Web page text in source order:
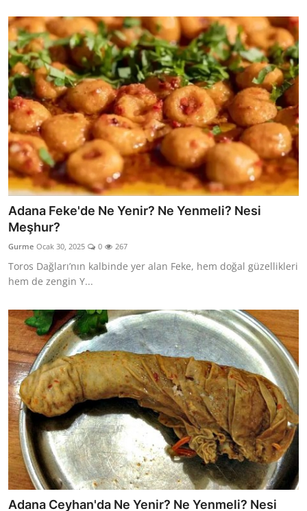
Adana Feke'de Ne Yenir? Ne Yenmeli? Nesi
Meşhur?
Gurme Ocak 30, 2025 0 267
Toros Dağları’nın kalbinde yer alan Feke, hem doğal güzellikleri
hem de zengin Y...
Adana Ceyhan'da Ne Yenir? Ne Yenmeli? Nesi